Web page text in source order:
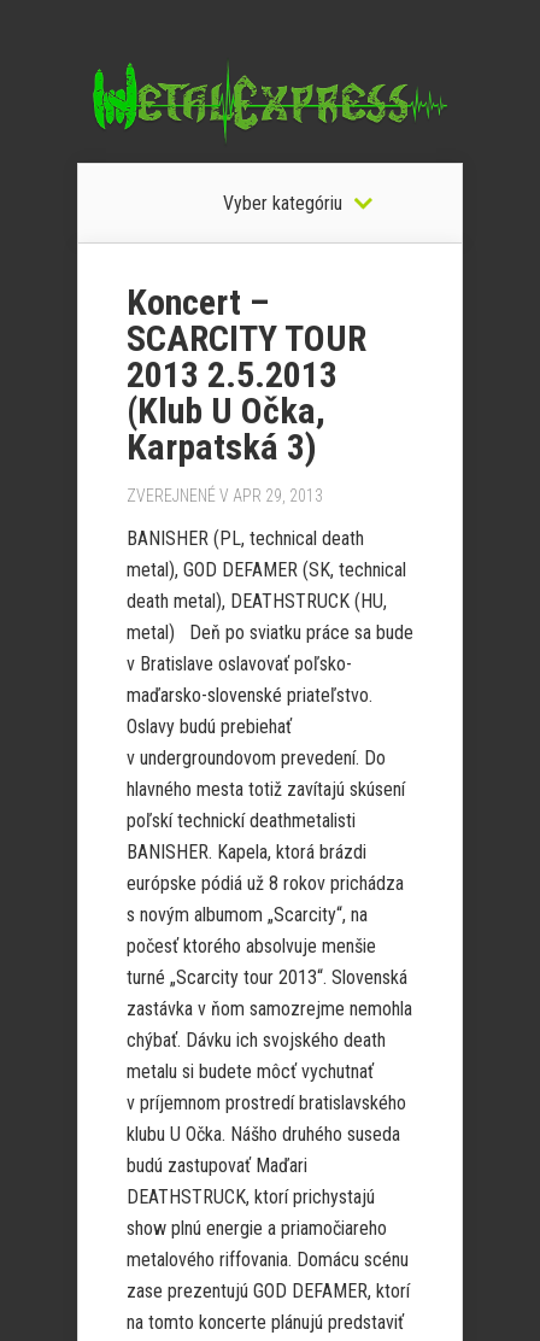
Vyber kategóriu
Koncert –
SCARCITY TOUR
2013 2.5.2013
(Klub U Očka,
Karpatská 3)
ZVEREJNENÉ V APR 29, 2013
BANISHER (PL, technical death
metal), GOD DEFAMER (SK, technical
death metal), DEATHSTRUCK (HU,
metal) Deň po sviatku práce sa bude
v Bratislave oslavovať poľsko-
maďarsko-slovenské priateľstvo.
Oslavy budú prebiehať
v undergroundovom prevedení. Do
hlavného mesta totiž zavítajú skúsení
poľskí technickí deathmetalisti
BANISHER. Kapela, ktorá brázdi
európske pódiá už 8 rokov prichádza
s novým albumom „Scarcity“, na
počesť ktorého absolvuje menšie
turné „Scarcity tour 2013“. Slovenská
zastávka v ňom samozrejme nemohla
chýbať. Dávku ich svojského death
metalu si budete môcť vychutnať
v príjemnom prostredí bratislavského
klubu U Očka. Nášho druhého suseda
budú zastupovať Maďari
DEATHSTRUCK, ktorí prichystajú
show plnú energie a priamočiareho
metalového riffovania. Domácu scénu
zase prezentujú GOD DEFAMER, ktorí
na tomto koncerte plánujú predstaviť